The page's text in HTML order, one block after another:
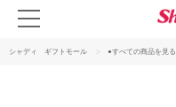
シャディ ギフトモール ●すべての商品を見る